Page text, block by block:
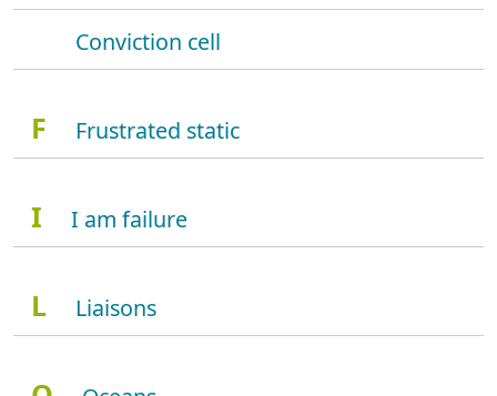
Conviction cell
F Frustrated static
I I am failure
L Liaisons